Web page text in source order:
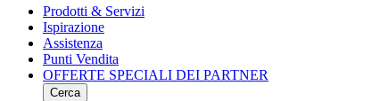
Prodotti & Servizi
Ispirazione
Assistenza
Punti Vendita
OFFERTE SPECIALI DEI PARTNER
Cerca